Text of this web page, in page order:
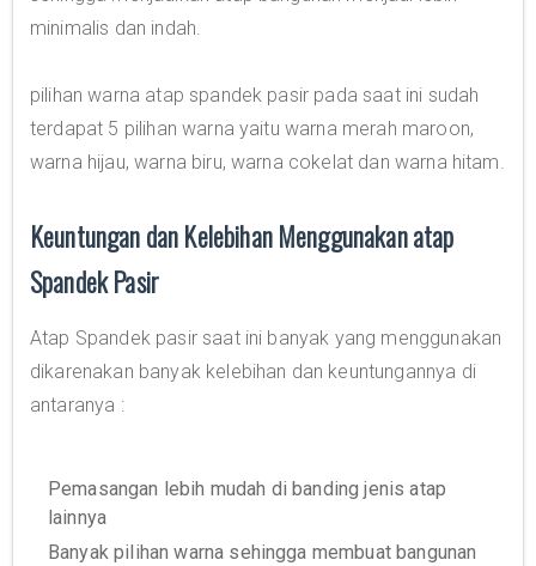
minimalis dan indah.
pilihan warna atap spandek pasir pada saat ini sudah
terdapat 5 pilihan warna yaitu warna merah maroon,
warna hijau, warna biru, warna cokelat dan warna hitam.
Keuntungan dan Kelebihan Menggunakan atap
Spandek Pasir
Atap Spandek pasir saat ini banyak yang menggunakan
dikarenakan banyak kelebihan dan keuntungannya di
antaranya :
Pemasangan lebih mudah di banding jenis atap
lainnya
Banyak pilihan warna sehingga membuat bangunan